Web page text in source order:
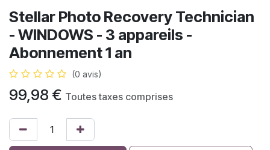
Stellar Photo Recovery Technician
- WINDOWS - 3 appareils -
Abonnement 1 an
(0 avis)
99,98 € Toutes taxes comprises